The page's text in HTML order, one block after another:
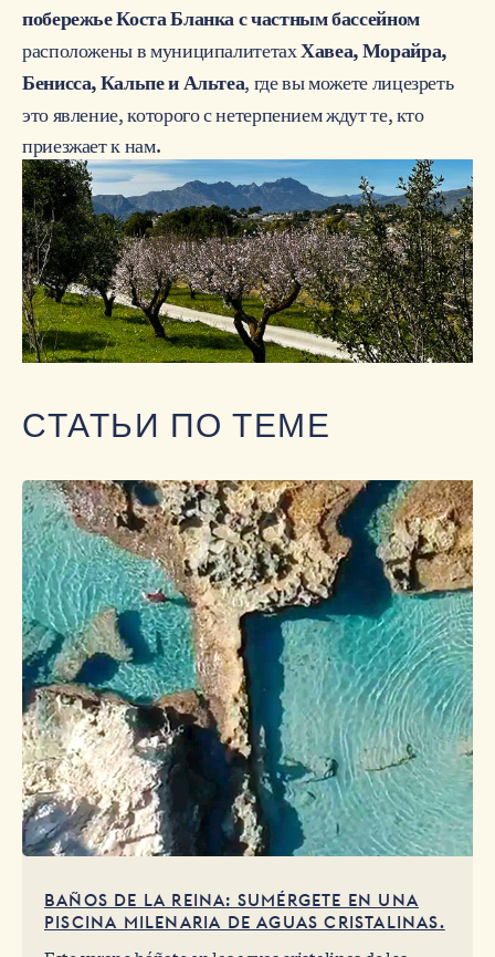
побережье Коста Бланка с частным бассейном
расположены в муниципалитетахХавеа, Морайра,
Бенисса, Кальпе и Альтеа, где вы можете лицезреть
это явление, которого с нетерпением ждут те, кто
приезжает к нам.
СТАТЬИ ПО ТЕМЕ
BAÑOS DE LA REINA: SUMÉRGETE EN UNA
PISCINA MILENARIA DE AGUAS CRISTALINAS.